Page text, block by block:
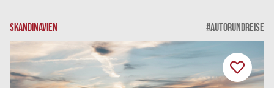
SKANDINAVIEN #AUTORUNDREISE